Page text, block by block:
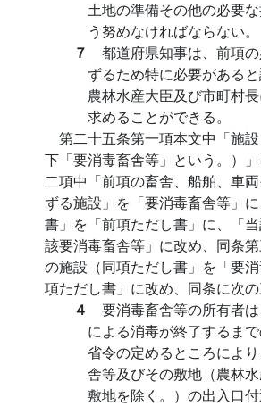
土地の準備その他の必要
う努めなければならない。
７ 都道府県知事は、前項
ずるため特に必要があると
農林水産大臣及び市町村
求めることができる。
第二十五条第一項本文中「施
下「要消毒畜舎等」という。）
二項中「前項の畜舎、船舶、車
ずる施設」を「要消毒畜舎等」
書」を「前項ただし書」に、「
該要消毒畜舎等」に改め、同条
の施設（同項ただし書」を「要
項ただし書」に改め、同条に次の
４ 要消毒畜舎等の所有者
による消毒が終了するま
省令の定めるところによ
舎等及びその敷地（農林
敷地を除く。）の出入口